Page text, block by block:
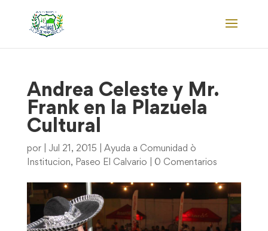
Andrea Celeste y Mr.
Frank en la Plazuela
Cultural
por Jul 21, 2015
Ayuda a Comunidad ò
Institucion, Paseo El Calvario 0 Comentarios